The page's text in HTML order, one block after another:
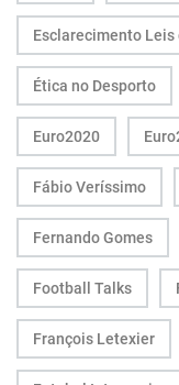
Esclarecimento Leis
Ética no Desporto
Euro2020
Fábio Veríssimo
Fernando Gomes
Football Talks
François Letexier